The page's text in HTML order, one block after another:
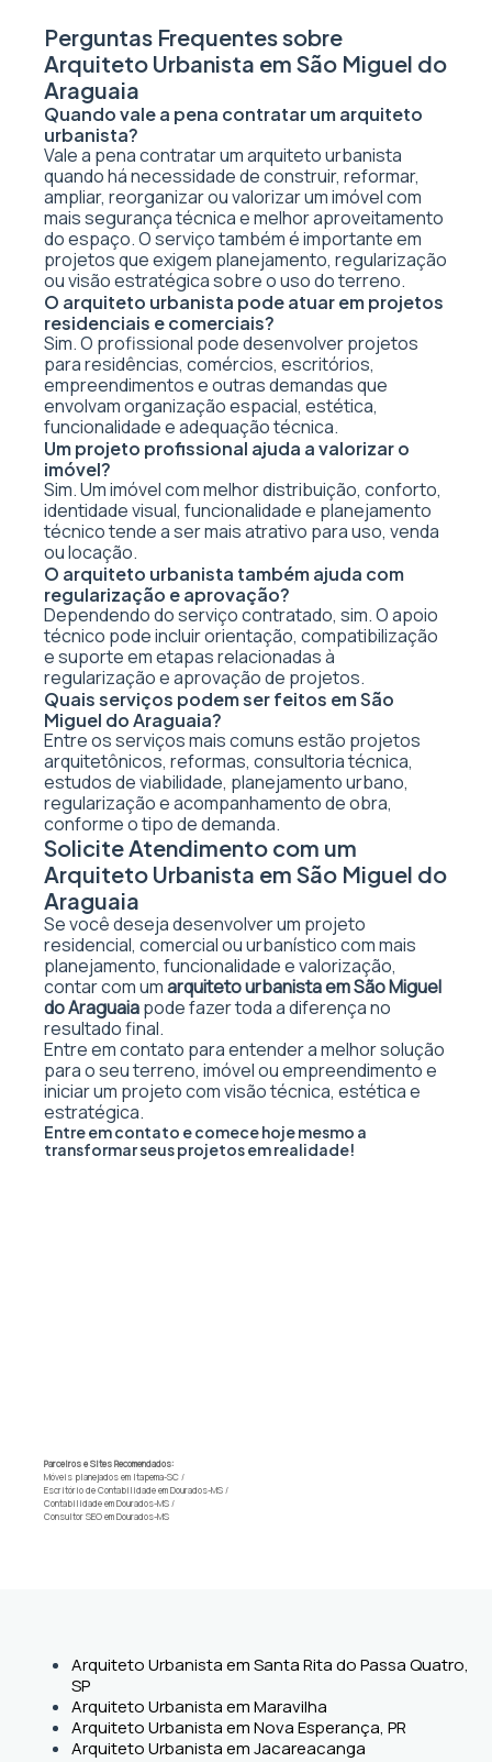
Perguntas Frequentes sobre
Arquiteto Urbanista em São Miguel do
Araguaia
Quando vale a pena contratar um arquiteto
urbanista?
Vale a pena contratar um arquiteto urbanista
quando há necessidade de construir, reformar,
ampliar, reorganizar ou valorizar um imóvel com
mais segurança técnica e melhor aproveitamento
do espaço. O serviço também é importante em
projetos que exigem planejamento, regularização
ou visão estratégica sobre o uso do terreno.
O arquiteto urbanista pode atuar em projetos
residenciais e comerciais?
Sim. O profissional pode desenvolver projetos
para residências, comércios, escritórios,
empreendimentos e outras demandas que
envolvam organização espacial, estética,
funcionalidade e adequação técnica.
Um projeto profissional ajuda a valorizar o
imóvel?
Sim. Um imóvel com melhor distribuição, conforto,
identidade visual, funcionalidade e planejamento
técnico tende a ser mais atrativo para uso, venda
ou locação.
O arquiteto urbanista também ajuda com
regularização e aprovação?
Dependendo do serviço contratado, sim. O apoio
técnico pode incluir orientação, compatibilização
e suporte em etapas relacionadas à
regularização e aprovação de projetos.
Quais serviços podem ser feitos em São
Miguel do Araguaia?
Entre os serviços mais comuns estão projetos
arquitetônicos, reformas, consultoria técnica,
estudos de viabilidade, planejamento urbano,
regularização e acompanhamento de obra,
conforme o tipo de demanda.
Solicite Atendimento com um
Arquiteto Urbanista em São Miguel do
Araguaia
Se você deseja desenvolver um projeto
residencial, comercial ou urbanístico com mais
planejamento, funcionalidade e valorização,
contar com umarquiteto urbanista em São Miguel
do Araguaiapode fazer toda a diferença no
resultado final.
Entre em contato para entender a melhor solução
para o seu terreno, imóvel ou empreendimento e
iniciar um projeto com visão técnica, estética e
estratégica.
Entre em contato e comece hoje mesmo a
transformar seus projetos em realidade!
Parceiros e Sites Recomendados:
Móveis planejados em Itapema-SC /
Escritório de Contabilidade em Dourados-MS /
Contabilidade em Dourados-MS /
Consultor SEO em Dourados-MS
Arquiteto Urbanista em Santa Rita do Passa Quatro,
SP
Arquiteto Urbanista em Maravilha
Arquiteto Urbanista em Nova Esperança, PR
Arquiteto Urbanista em Jacareacanga